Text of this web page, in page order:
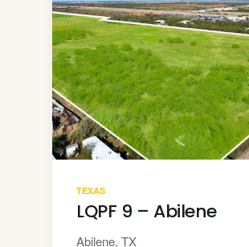
TEXAS
LQPF 9 – Abilene
Abilene, TX